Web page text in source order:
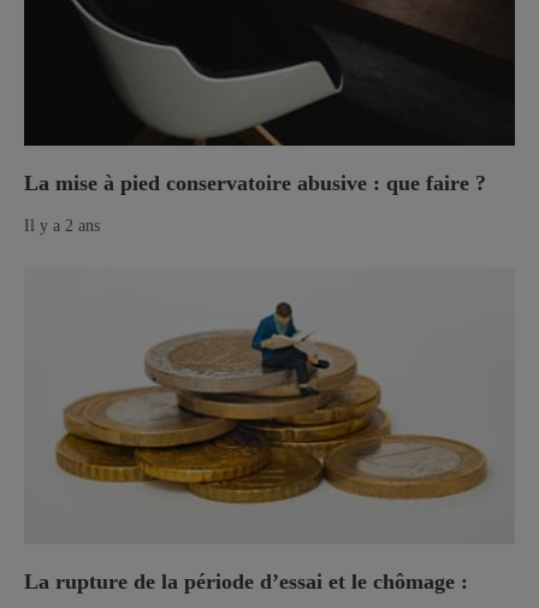
La mise à pied conservatoire abusive : que faire ?
Il y a 2 ans
La rupture de la période d’essai et le chômage :